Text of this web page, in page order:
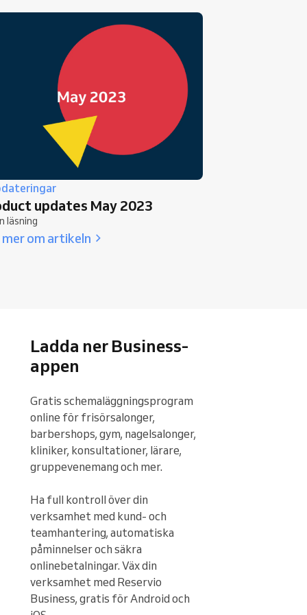
updates May 2023
läsning
mer om artikeln
Ladda ner Business-
appen
Gratis schemaläggningsprogram
online för frisörsalonger,
barbershops, gym, nagelsalonger,
kliniker, konsultationer, lärare,
gruppevenemang och mer.
Ha full kontroll över din
verksamhet med kund- och
teamhantering, automatiska
påminnelser och säkra
onlinebetalningar. Väx din
verksamhet med Reservio
Business, gratis för Android och